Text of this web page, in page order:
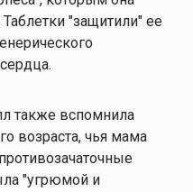
Таблетки "защитили" ее
также вспомнила
возраста, чья мама
"угрюмой и